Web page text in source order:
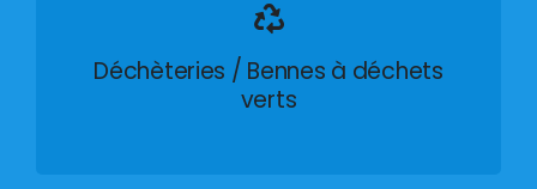
Déchèteries / Bennes à déchets
verts